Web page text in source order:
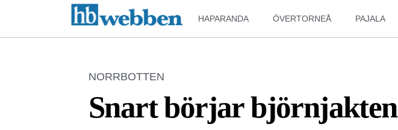
HAPARANDA ÖVERTORNEÅ PAJALA
NORRBOTTEN
Snart börjar björnjakten